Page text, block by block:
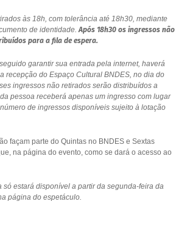
às 18h, com tolerância até 18h30, mediante
de identidade.Após 18h30 os ingressos não
para a fila de espera.
garantir sua entrada pela internet, haverá
recepção do Espaço Cultural BNDES, no dia do
ingressos não retirados serão distribuídos a
pessoa receberá apenas um ingresso com lugar
de ingressos disponíveis sujeito à lotação
façam parte do Quintas no BNDES e Sextas
na página do evento, como se dará o acesso ao
só estará disponível a partir da segunda-feira da
página do espetáculo.